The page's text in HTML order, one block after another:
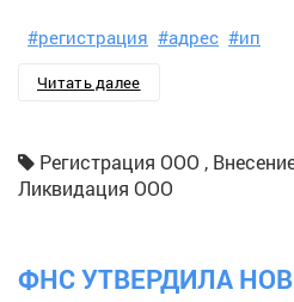
#регистрация #адрес #ип
Читать далее
Регистрация ООО ,
Ликвидация ООО
ФНС УТВЕРДИЛА